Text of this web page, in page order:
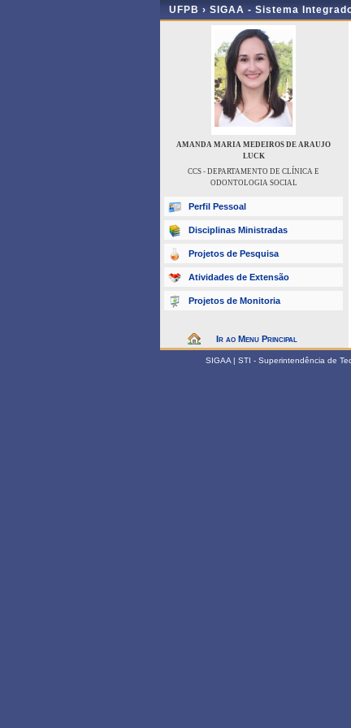
UFPB › SIGAA - Sistema
AMANDA MARIA MEDEIROS DE ARAUJO
LUCK
CCS - DEPARTAMENTO DE CLÍNICA E
ODONTOLOGIA SOCIAL
Perfil Pessoal
Disciplinas Ministradas
Projetos de Pesquisa
Atividades de Extensão
Projetos de Monitoria
Ir ao Menu Principal
SIGAA | STI - Superintendência de